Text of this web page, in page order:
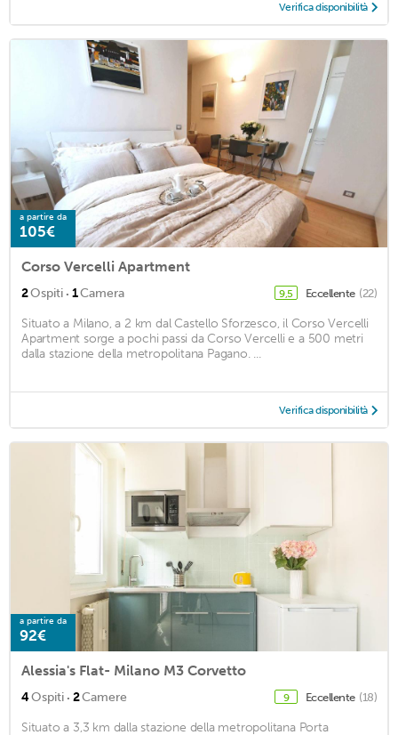
Verifica disponibilità
a partire da
105€
Corso Vercelli Apartment
2Ospiti · 1Camera 9,5 Eccellente (22)
Situato a Milano, a 2 km dal Castello Sforzesco, il Corso Vercelli
Apartment sorge a pochi passi da Corso Vercelli e a 500 metri
dalla stazione della metropolitana Pagano. ...
Verifica disponibilità
a partire da
92€
Alessia's Flat- Milano M3 Corvetto
4Ospiti · 2Camere 9 Eccellente (18)
Situato a 3,3 km dalla stazione della metropolitana Porta